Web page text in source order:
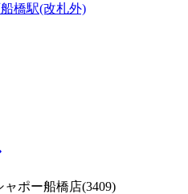
橋駅(改札外)
ポー船橋店(3409)